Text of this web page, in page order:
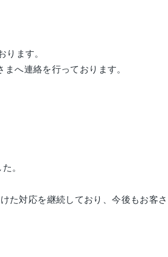
ます。
へ連絡を行っております。
。
対応を継続しており、今後もお客